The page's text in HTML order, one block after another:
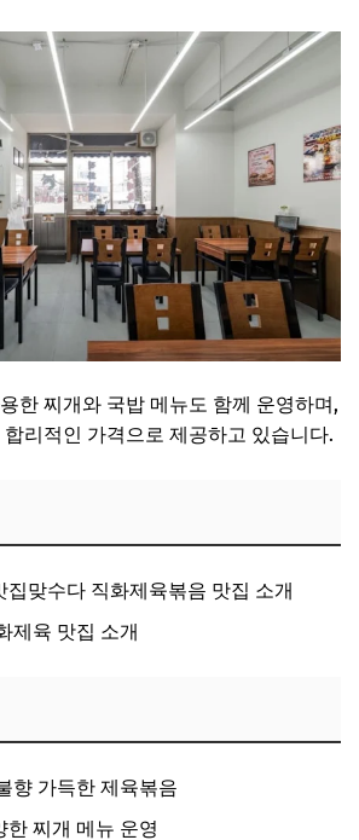
한 찌개와 국밥 메뉴도 함께 운영하며,
리적인 가격으로 제공하고 있습니다.
집맞수다 직화제육볶음 맛집 소개
제육 맛집 소개
향 가득한 제육볶음
한 찌개 메뉴 운영